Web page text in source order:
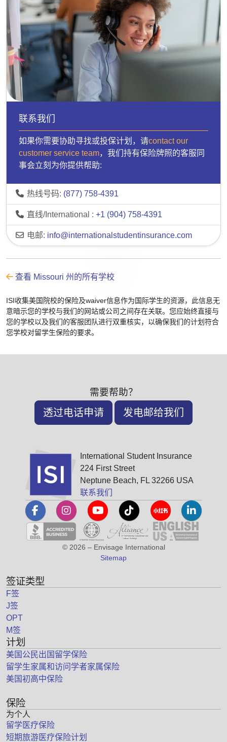
联系我们
如果你需要协助寻找或投保计划，请contact our
customer service team，我们持有保险牌照的客服同
事会立刻为你提供帮助:
热线号码: (877) 758-4391
直线/International : +1 (904) 758-4391
电邮: info@internationalstudentinsurance.com
查看 Missouri 州的所有学校
ISI收集美国院校的保险及waiver信息作为国际学生的资源，此信息无
意暗示您的学校与我们的网站或公司之间存在关联。您应始终直接与
您的学校以及我们的客服团队进行双重核实，以确保我们的计划符合
您学校对留学生保险的要求。
需要帮助？
透过电话申请 发电邮给我们
International Student Insurance
224 First Street
Neptune Beach, FL 32266 USA
联系我们
© 2026 – Envisage International
Sitemap
签证类型
F签
J签
OPT
M签
计划
美国公民出国留学保险
留学生家属和访问学者家属保险
美国初高中保险
保险
为个人
留学医疗保险
短期旅游医疗保险计划